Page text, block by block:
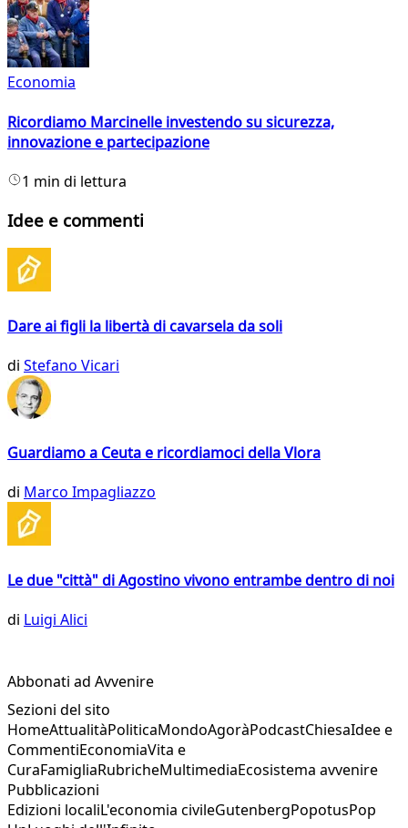
Economia
Ricordiamo Marcinelle investendo su sicurezza,
innovazione e partecipazione
1 min di lettura
Idee e commenti
Dare ai figli la libertà di cavarsela da soli
di Stefano Vicari
Guardiamo a Ceuta e ricordiamoci della Vlora
di Marco Impagliazzo
Le due "città" di Agostino vivono entrambe dentro di noi
di Luigi Alici
Abbonati ad Avvenire
Sezioni del sito
HomeAttualitàPoliticaMondoAgoràPodcastChiesaIdee e
CommentiEconomiaVita e
CuraFamigliaRubricheMultimediaEcosistema avvenire
Pubblicazioni
Edizioni localiL'economia civileGutenbergPopotusPop